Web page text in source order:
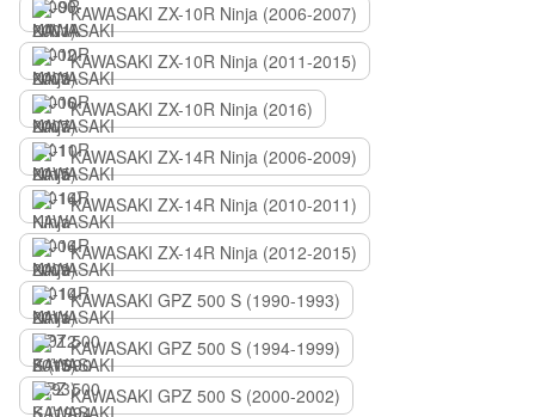
KAWASAKI ZX-10R Ninja (2006-2007)
KAWASAKI ZX-10R Ninja (2011-2015)
KAWASAKI ZX-10R Ninja (2016)
KAWASAKI ZX-14R Ninja (2006-2009)
KAWASAKI ZX-14R Ninja (2010-2011)
KAWASAKI ZX-14R Ninja (2012-2015)
KAWASAKI GPZ 500 S (1990-1993)
KAWASAKI GPZ 500 S (1994-1999)
KAWASAKI GPZ 500 S (2000-2002)